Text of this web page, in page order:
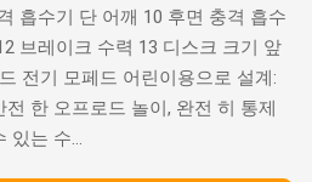
흡수기 단 어깨 10 후면 충격 흡수
브레이크 수력 13 디스크 크기 앞
전기 모페드 어린이용으로 설계:
한 오프로드 놀이, 완전 히 통제
있는 수...